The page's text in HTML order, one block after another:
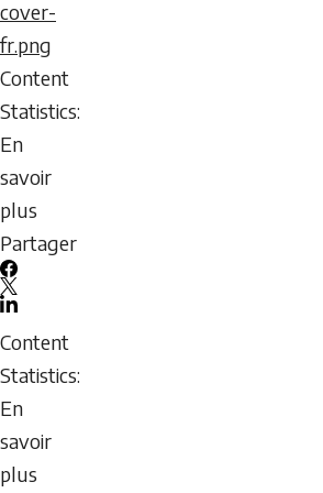
:
Travailler
avec
les
athlètes
et
les
entraîneurs
LGBTQ
icon
cover-
fr.png
Content
Statistics:
En
savoir
plus
sur
Guide
de
mentorat
pour
l’avancement
des
entraîneures
Partager
Facebook
X
Email
icon
Content
Statistics:
En
savoir
plus